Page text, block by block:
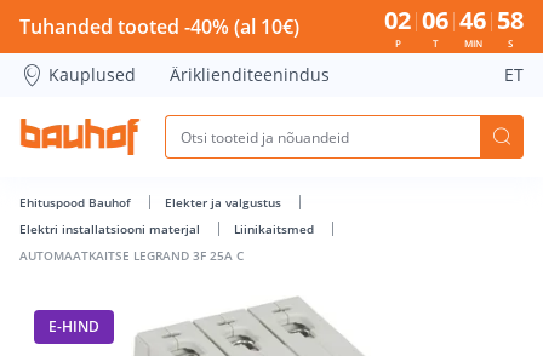
AUTOMAATKAITSE LEGRAND 3F 25A C - Bauhof has loaded
Tuhanded tooted -40% (al 10€) 02
P
06
T
46
MIN
58
S
Kauplused Äriklienditeenindus ET
Ehituspood Bauhof
Elekter ja valgustus
Elektri installatsiooni materjal
Liinikaitsmed
AUTOMAATKAITSE LEGRAND 3F 25A C
E-HIND